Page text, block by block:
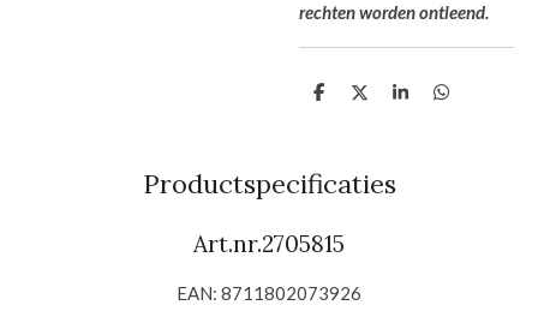
rechten worden ontleend.
D
n
D
S
D
Productspecificaties
Art.nr.2705815
EAN: 8711802073926